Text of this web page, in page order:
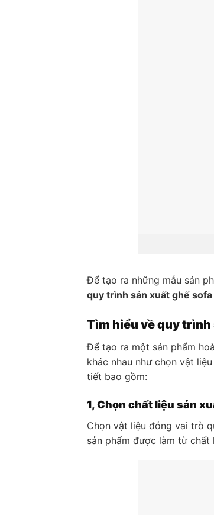
Để tạo ra những mẫu sản
quy trình sản xuất ghế sofa
Tìm hiểu về quy trình
Để tạo ra một sản phẩm
khác nhau như chọn vật
tiết bao gồm:
1, Chọn chất liệu sản
Chọn vật liệu đóng vai trò
sản phẩm được làm từ